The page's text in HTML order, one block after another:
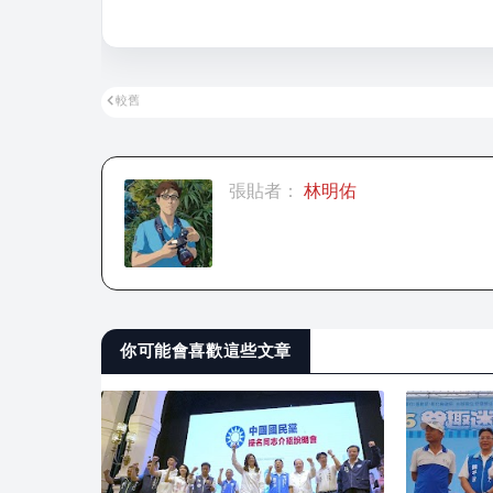
較舊
張貼者： 林明佑
你可能會喜歡這些文章